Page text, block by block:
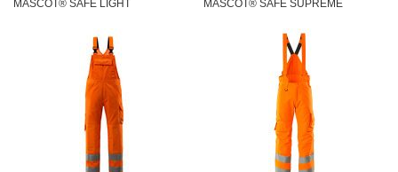
MASCOT® SAFE LIGHT MASCOT® SAFE SUPREME